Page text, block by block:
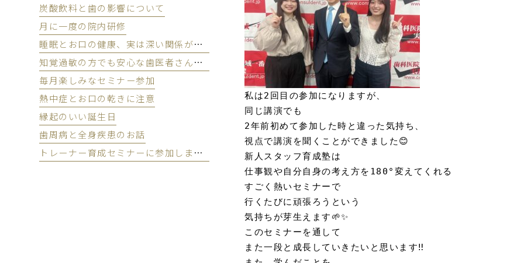
私は2回目の参加になりますが、
同じ講演でも
2年前初めて参加した時と違った気持ち、
視点で講演を聞くことができました😊
新人スタッフ育成塾は
仕事観や自分自身の考え方を180°変えてくれる
すごく熱いセミナーで
行くたびに頑張ろうという
気持ちが芽生えます🌱✨
このセミナーを通して
また一段と成長していきたいと思います‼︎
炭酸飲料と歯の影響について
月に一度の院内研修
睡眠とお口の健康、実は深い関係があります
知覚過敏の方でも安心な歯医者さんのクリーニング
毎月楽しみなセミナー参加
熱中症とお口の乾きに注意
縁起のいい誕生日
歯周病と全身疾患のお話
トレーナー育成セミナーに参加しました